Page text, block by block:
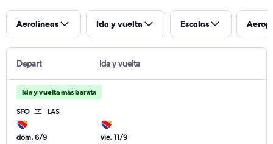
Aerolíneas Ida y vuelta Escalas
Depart Ida y vuelta
Ida y vuelta más barata
SFO LAS
dom. 6/9
vie. 11/9